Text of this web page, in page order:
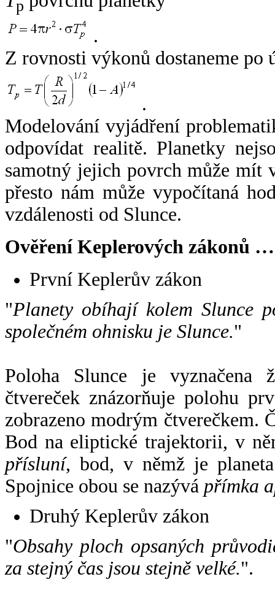
p
.
Z rovnosti výkonů dostaneme po
.
Modelování vyjádření
odpovídat realitě. Planetky
samotný jejich povrch může mít
přesto nám může vypočítaná
vzdálenosti od Slunce.
Ověření Keplerových zákonů …
První Keplerův zákon
"Planety obíhají kolem Slunce
společném ohnisku je Slunce."
Poloha Slunce je vyznačena
čtvereček znázorňuje polohu
zobrazeno modrým čtverečkem.
Bod na eliptické trajektorii, v
přísluní, bod, v němž je
Spojnice obou se nazývá přímka
Druhý Keplerův zákon
"Obsahy ploch opsaných
za stejný čas jsou stejně velké.".